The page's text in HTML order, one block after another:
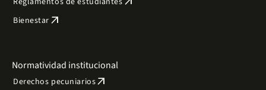
Bienestar arrow_outward
Normatividad institucional
Derechos pecuniariosarrow_outward